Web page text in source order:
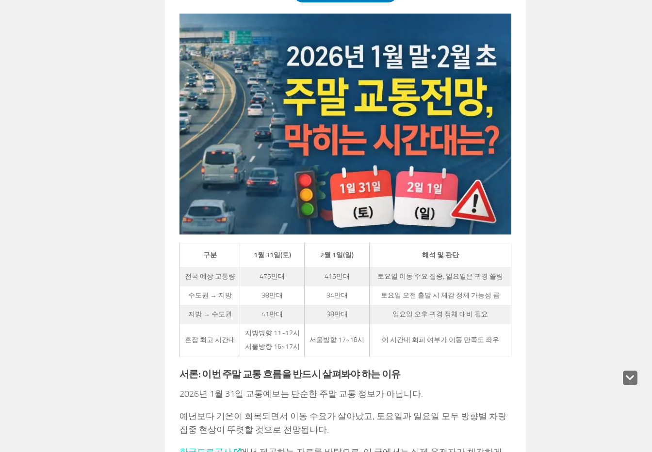
구분 1월 31일(토) 2월 1일(일) 해석 및 판단
전국 예상 교통량 475만대 415만대 토요일 이동 수요 집중, 일요일은 귀경 쏠림
수도권 → 지방 38만대 34만대 토요일 오전 출발 시 체감 정체 가능성 큼
지방 → 수도권 41만대 38만대 일요일 오후 귀경 정체 대비 필요
혼잡 최고 시간대
지방방향 11~12시
서울방향 16~17시
서울방향 17~18시 이 시간대 회피 여부가 이동 만족도 좌우
서론: 이번 주말 교통 흐름을 반드시 살펴봐야 하는 이유
2026년 1월 31일 교통예보는 단순한 주말 교통 정보가 아닙니다.
예년보다 기온이 회복되면서 이동 수요가 살아났고, 토요일과 일요일 모두 방향별 차량
집중 현상이 뚜렷할 것으로 전망됩니다.